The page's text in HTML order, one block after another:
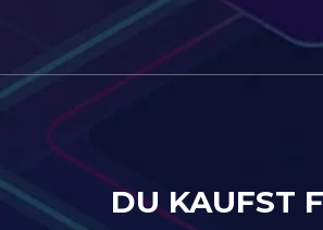
DU KAUFST